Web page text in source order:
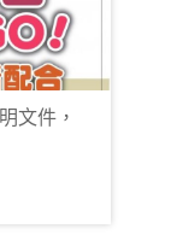
文件，